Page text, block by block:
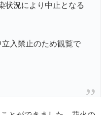
状況により中止となる
入禁止のため観覧で